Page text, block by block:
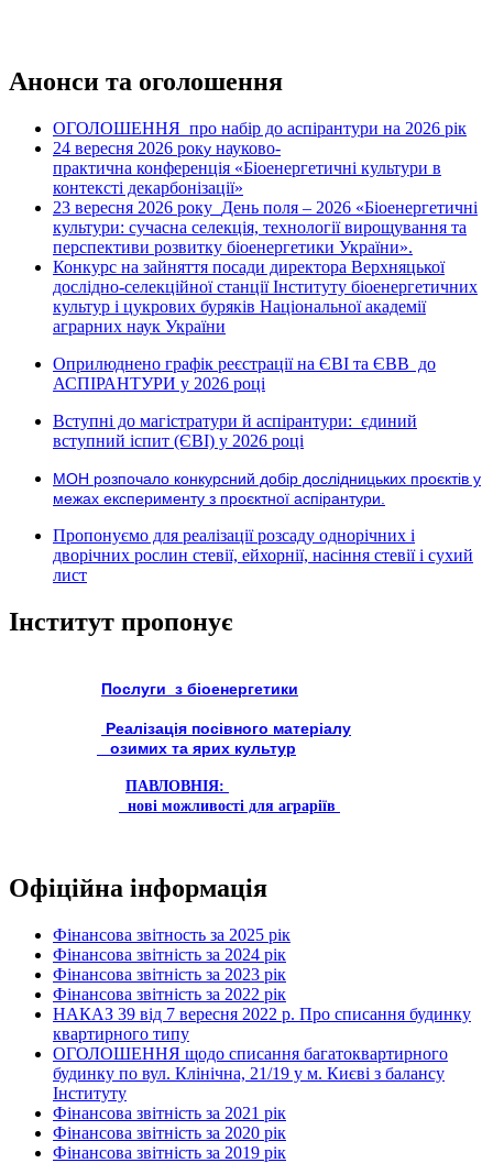
Анонси та оголошення
ОГОЛОШЕННЯ про набір до аспірантури на 2026 рік
24 вересня 2026 року науково-
практична конференція «Біоенергетичні культури в
контексті декарбонізації»
23 вересня 2026 року День поля – 2026 «Біоенергетичні
культури: сучасна селекція, технології вирощування та
перспективи розвитку біоенергетики України».
Конкурс на зайняття посади директора Верхняцької
дослідно-селекційної станції Інституту біоенергетичних
культур і цукрових буряків Національної академії
аграрних наук України
Оприлюднено графік реєстрації на ЄВІ та ЄВВ до
АСПІРАНТУРИ у 2026 році
Вступні до магістратури й аспірантури: єдиний
вступний іспит (ЄВІ) у 2026 році
МОН розпочало конкурсний добір дослідницьких проєктів у
межах експерименту з проєктної аспірантури.
Пропонуємо для реалізації розсаду однорічних і
дворічних рослин стевії, ейхорнії, насіння стевії і сухий
лист
Інститут пропонує
Послуги з біоенергетики
Реалізація посівного матеріалу
озимих та ярих культур
ПАВЛОВНІЯ:
нові можливості для аграріїв
Офіційна інформація
Фінансова звітность за 2025 рік
Фінансова звітність за 2024 рік
Фінансова звітність за 2023 рік
Фінансова звітність за 2022 рік
НАКАЗ 39 від 7 вересня 2022 р. Про списання будинку
квартирного типу
ОГОЛОШЕННЯ щодо списання багатоквартирного
будинку по вул. Клінічна, 21/19 у м. Києві з балансу
Інституту
Фінансова звітність за 2021 рік
Фінансова звітність за 2020 рік
Фінансова звітність за 2019 рік